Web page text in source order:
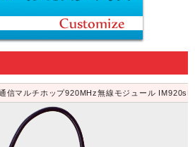
信マルチホップ920MHz無線モジュール